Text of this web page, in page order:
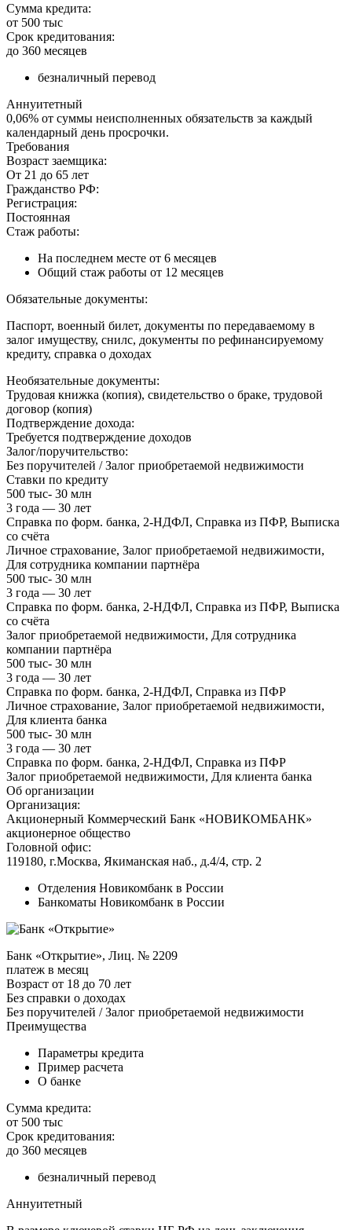
Сумма кредита:
от 500 тыс
Срок кредитования:
до 360 месяцев
безналичный перевод
Аннуитетный
0,06% от суммы неисполненных обязательств за каждый
календарный день просрочки.
Требования
Возраст заемщика:
От 21 до 65 лет
Гражданство РФ:
Регистрация:
Постоянная
Стаж работы:
На последнем месте от 6 месяцев
Общий стаж работы от 12 месяцев
Обязательные документы:
Паспорт, военный билет, документы по передаваемому в
залог имуществу, снилс, документы по рефинансируемому
кредиту, справка о доходах
Необязательные документы:
Трудовая книжка (копия), свидетельство о браке, трудовой
договор (копия)
Подтверждение дохода:
Требуется подтверждение доходов
Залог/поручительство:
Без поручителей / Залог приобретаемой недвижимости
Ставки по кредиту
500 тыс- 30 млн
3 года — 30 лет
Справка по форм. банка, 2-НДФЛ, Справка из ПФР, Выписка
со счёта
Личное страхование, Залог приобретаемой недвижимости,
Для сотрудника компании партнёра
500 тыс- 30 млн
3 года — 30 лет
Справка по форм. банка, 2-НДФЛ, Справка из ПФР, Выписка
со счёта
Залог приобретаемой недвижимости, Для сотрудника
компании партнёра
500 тыс- 30 млн
3 года — 30 лет
Справка по форм. банка, 2-НДФЛ, Справка из ПФР
Личное страхование, Залог приобретаемой недвижимости,
Для клиента банка
500 тыс- 30 млн
3 года — 30 лет
Справка по форм. банка, 2-НДФЛ, Справка из ПФР
Залог приобретаемой недвижимости, Для клиента банка
Об организации
Организация:
Акционерный Коммерческий Банк «НОВИКОМБАНК»
акционерное общество
Головной офис:
119180, г.Москва, Якиманская наб., д.4/4, стр. 2
Отделения Новикомбанк в России
Банкоматы Новикомбанк в России
Банк «Открытие», Лиц. № 2209
платеж в месяц
Возраст от 18 до 70 лет
Без справки о доходах
Без поручителей / Залог приобретаемой недвижимости
Преимущества
Параметры кредита
Пример расчета
О банке
Сумма кредита:
от 500 тыс
Срок кредитования:
до 360 месяцев
безналичный перевод
Аннуитетный